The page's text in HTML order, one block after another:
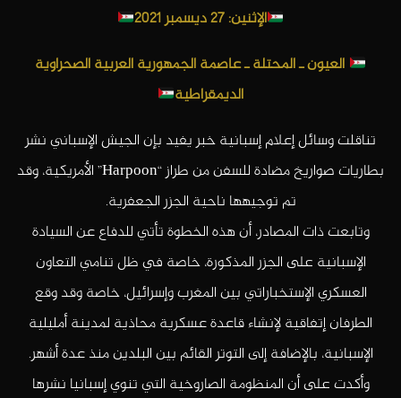
الإثنين: 27 ديسمبر 2021
العيون ـ المحتلة ـ عاصمة الجمهورية العربية الصحراوية
الديمقراطية
تناقلت وسائل إعلام إسبانية خبر يفيد بإن الجيش الإسباني نشر
بطاريات صواريخ مضادة للسفن من طراز “Harpoon” الأمريكية، وقد
تم توجيهها ناحية الجزر الجعفرية.
وتابعت ذات المصادر، أن هذه الخطوة تأتي للدفاع عن السيادة
الإسبانية على الجزر المذكورة، خاصة في ظل تنامي التعاون
العسكري الإستخباراتي بين المغرب وإسرائيل، خاصة وقد وقع
الطرفان إتفاقية لإنشاء قاعدة عسكرية محاذية لمدينة أمليلية
الإسبانية، بالإضافة إلى التوتر القائم بين البلدين منذ عدة أشهر.
وأكدت على أن المنظومة الصاروخية التي تنوي إسبانيا نشرها